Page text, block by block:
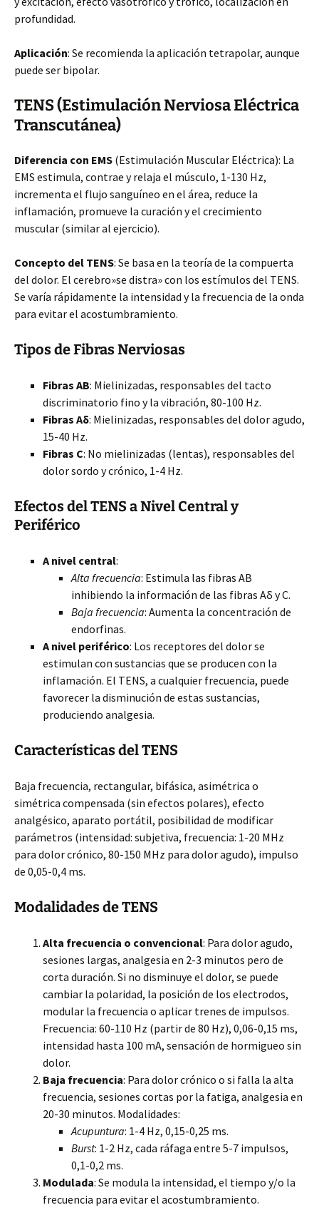
profundidad.
Aplicación: Se recomienda la aplicación tetrapolar, aunque
puede ser bipolar.
TENS (Estimulación Nerviosa Eléctrica
Transcutánea)
Diferencia con EMS (Estimulación Muscular Eléctrica): La
EMS estimula, contrae y relaja el músculo, 1-130 Hz,
incrementa el flujo sanguíneo en el área, reduce la
inflamación, promueve la curación y el crecimiento
muscular (similar al ejercicio).
Concepto del TENS: Se basa en la teoría de la compuerta
del dolor. El cerebro»se distra» con los estímulos del TENS.
Se varía rápidamente la intensidad y la frecuencia de la onda
para evitar el acostumbramiento.
Tipos de Fibras Nerviosas
Fibras AB: Mielinizadas, responsables del tacto
discriminatorio fino y la vibración, 80-100 Hz.
Fibras Aδ: Mielinizadas, responsables del dolor agudo,
15-40 Hz.
Fibras C: No mielinizadas (lentas), responsables del
dolor sordo y crónico, 1-4 Hz.
Efectos del TENS a Nivel Central y
Periférico
A nivel central:
Alta frecuencia: Estimula las fibras AB
inhibiendo la información de las fibras Aδ y C.
Baja frecuencia: Aumenta la concentración de
endorfinas.
A nivel periférico: Los receptores del dolor se
estimulan con sustancias que se producen con la
inflamación. El TENS, a cualquier frecuencia, puede
favorecer la disminución de estas sustancias,
produciendo analgesia.
Características del TENS
Baja frecuencia, rectangular, bifásica, asimétrica o
simétrica compensada (sin efectos polares), efecto
analgésico, aparato portátil, posibilidad de modificar
parámetros (intensidad: subjetiva, frecuencia: 1-20 MHz
para dolor crónico, 80-150 MHz para dolor agudo), impulso
de 0,05-0,4 ms.
Modalidades de TENS
Alta frecuencia o convencional: Para dolor agudo,
sesiones largas, analgesia en 2-3 minutos pero de
corta duración. Si no disminuye el dolor, se puede
cambiar la polaridad, la posición de los electrodos,
modular la frecuencia o aplicar trenes de impulsos.
Frecuencia: 60-110 Hz (partir de 80 Hz), 0,06-0,15 ms,
intensidad hasta 100 mA, sensación de hormigueo sin
dolor.
Baja frecuencia: Para dolor crónico o si falla la alta
frecuencia, sesiones cortas por la fatiga, analgesia en
20-30 minutos. Modalidades:
Acupuntura: 1-4 Hz, 0,15-0,25 ms.
Burst: 1-2 Hz, cada ráfaga entre 5-7 impulsos,
0,1-0,2 ms.
Modulada: Se modula la intensidad, el tiempo y/o la
frecuencia para evitar el acostumbramiento.